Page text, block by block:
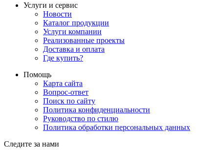
Услуги и сервис
Новости
Каталог продукции
Услуги компании
Реализованные проекты
Доставка и оплата
Где купить?
Помощь
Карта сайта
Вопрос-ответ
Поиск по сайту
Политика конфиденциальности
Руководство по стилю
Политика обработки персональных данных
Следите за нами